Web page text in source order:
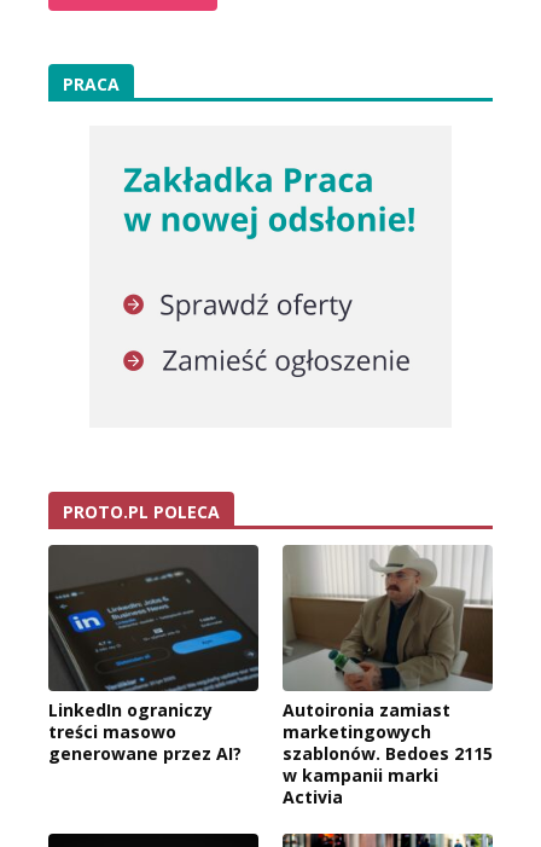
PRACA
PROTO.PL POLECA
LinkedIn ograniczy
treści masowo
generowane przez AI?
Autoironia zamiast
marketingowych
szablonów. Bedoes 2115
w kampanii marki
Activia